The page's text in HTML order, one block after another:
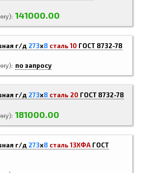
141000.00
г/д 273х8 сталь 10 ГОСТ 8732-78
по запросу
г/д 273х8 сталь 20 ГОСТ 8732-78
181000.00
г/д 273х8 сталь 13ХФА ГОСТ